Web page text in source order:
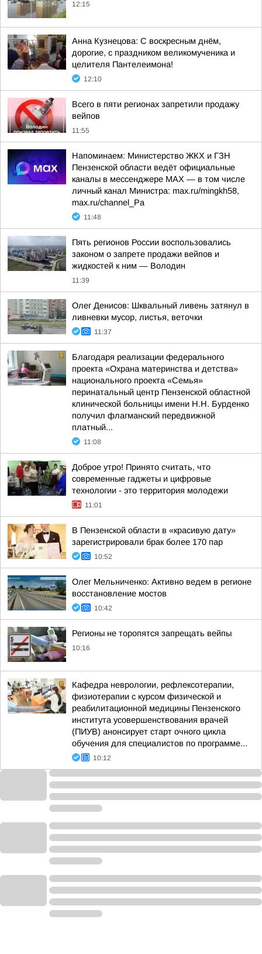
12:15
Анна Кузнецова: С воскресным днём,
дорогие, с праздником великомученика и
целителя Пантелеимона!
12:10
Всего в пяти регионах запретили продажу
вейпов
11:55
Напоминаем: Министерство ЖКХ и ГЗН
Пензенской области ведёт официальные
каналы в мессенджере МАХ — в том числе
личный канал Министра: max.ru/mingkh58,
max.ru/channel_Pa
11:48
Пять регионов России воспользовались
законом о запрете продажи вейпов и
жидкостей к ним — Володин
11:39
Олег Денисов: Шквальный ливень затянул в
ливневки мусор, листья, веточки
11:37
Благодаря реализации федерального
проекта «Охрана материнства и детства»
национального проекта «Семья»
перинатальный центр Пензенской областной
клинической больницы имени Н.Н. Бурденко
получил флагманский передвижной
платный...
11:08
Доброе утро! Принято считать, что
современные гаджеты и цифровые
технологии - это территория молодежи
11:01
В Пензенской области в «красивую дату»
зарегистрировали брак более 170 пар
10:52
Олег Мельниченко: Активно ведем в регионе
восстановление мостов
10:42
Регионы не торопятся запрещать вейпы
10:16
Кафедра неврологии, рефлексотерапии,
физиотерапии с курсом физической и
реабилитационной медицины Пензенского
института усовершенствования врачей
(ПИУВ) анонсирует старт очного цикла
обучения для специалистов по программе...
10:12